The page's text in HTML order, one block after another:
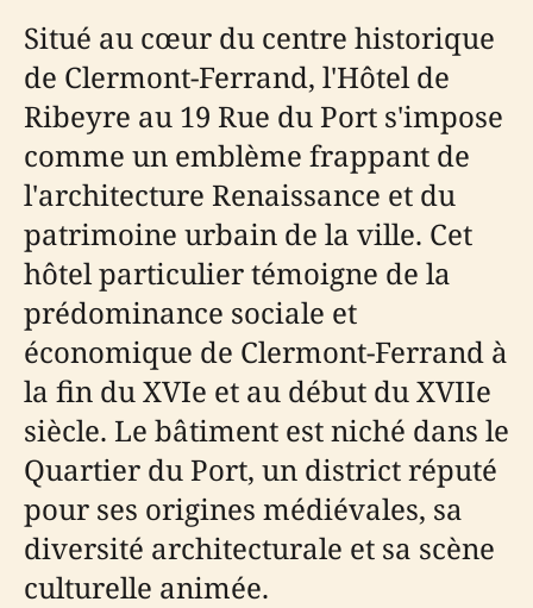
Situé au cœur du centre historique
de Clermont-Ferrand, l'Hôtel de
Ribeyre au 19 Rue du Port s'impose
comme un emblème frappant de
l'architecture Renaissance et du
patrimoine urbain de la ville. Cet
hôtel particulier témoigne de la
prédominance sociale et
économique de Clermont-Ferrand à
la fin du XVIe et au début du XVIIe
siècle. Le bâtiment est niché dans le
Quartier du Port, un district réputé
pour ses origines médiévales, sa
diversité architecturale et sa scène
culturelle animée.